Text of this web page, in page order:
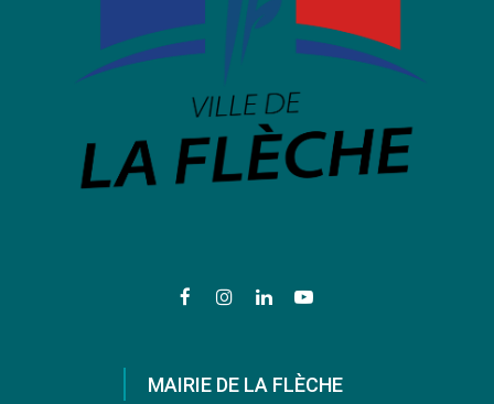
Lien
compte
Lien
compte
Lien
compte
chaîne
MAIRIE DE LA FLÈCHE